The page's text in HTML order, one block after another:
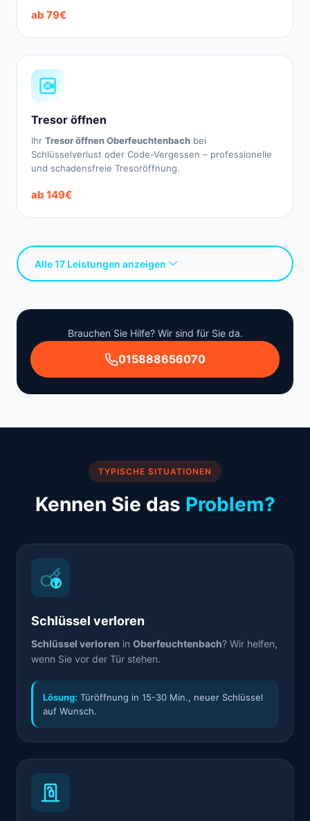
ab 79€
Tresor öffnen
Ihr Tresor öffnen Oberfeuchtenbach bei
Schlüsselverlust oder Code-Vergessen – professionelle
und schadensfreie Tresoröffnung.
ab 149€
Alle 17 Leistungen anzeigen
Brauchen Sie Hilfe? Wir sind für Sie da.
015888656070
TYPISCHE SITUATIONEN
Kennen Sie das Problem?
Schlüssel verloren
Schlüssel verloren in Oberfeuchtenbach? Wir helfen,
wenn Sie vor der Tür stehen.
Lösung: Türöffnung in 15-30 Min., neuer Schlüssel
auf Wunsch.